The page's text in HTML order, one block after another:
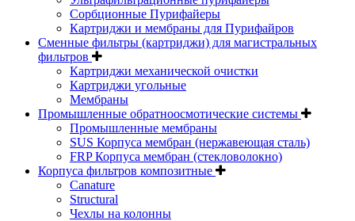
Сорбционные Пурифайеры
Картриджи и мембраны для Пурифайров
Сменные фильтры (картриджи) для магистральных
фильтров
Картриджи механической очистки
Картриджи угольные
Мембраны
Промышленные обратноосмотические системы
Промышленные мембраны
SUS Корпуса мембран (нержавеющая сталь)
FRP Корпуса мембран (стекловолокно)
Корпуса фильтров композитные
Canature
Structural
Чехлы на колонны